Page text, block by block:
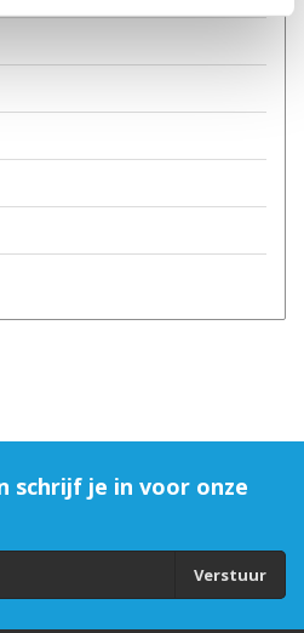
schrijf je in voor onze
Verstuur